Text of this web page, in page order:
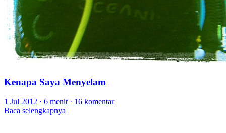
Kenapa Saya Menyelam
1 Jul 2012 · 6 menit · 16 komentar
Baca selengkapnya